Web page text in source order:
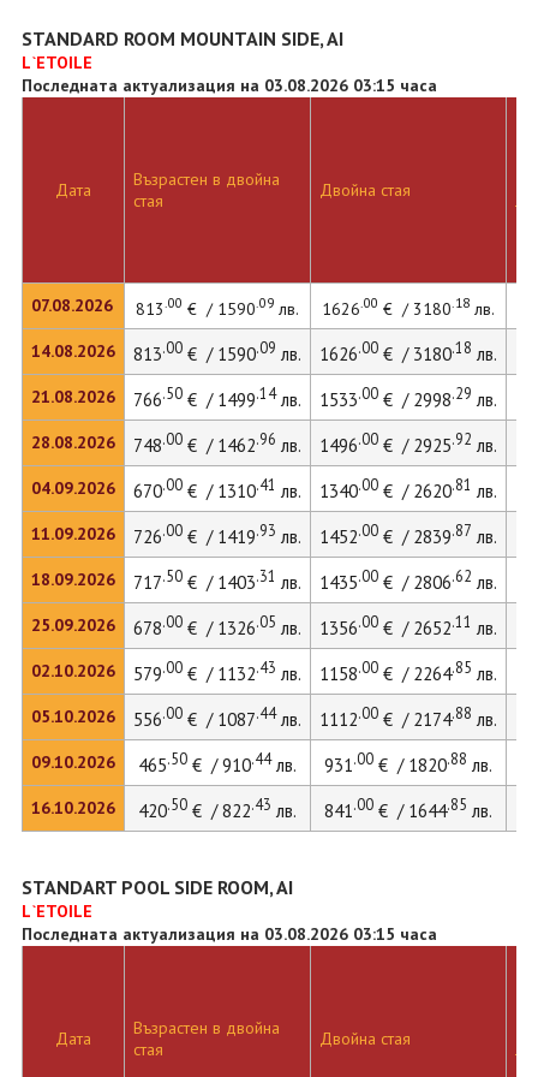
STANDARD ROOM MOUNTAIN SIDE, AI
L`ETOILE
Последната актуализация на 03.08.2026 03:15 часа
Дата
07.08.2026
14.08.2026
21.08.2026
28.08.2026
04.09.2026
11.09.2026
18.09.2026
25.09.2026
02.10.2026
05.10.2026
09.10.2026
16.10.2026
Възрастен в двойна
стая
Двойна стая
813.00 € / 1590.09лв. 1626.00 € / 3180.18лв.
813.00€ / 1590.09 лв. 1626.00€ / 3180.18 лв.
766.50€ / 1499.14лв. 1533.00€ / 2998.29 лв.
748.00€ / 1462.96 лв. 1496.00€ / 2925.92 лв.
670.00€ / 1310.41 лв. 1340.00€ / 2620.81 лв.
726.00€ / 1419.93 лв. 1452.00€ / 2839.87 лв.
717.50€ / 1403.31 лв. 1435.00€ / 2806.62 лв.
678.00€ / 1326.05 лв. 1356.00€ / 2652.11 лв.
579.00€ / 1132.43 лв. 1158.00€ / 2264.85 лв.
556.00€ / 1087.44лв. 1112.00€ / 2174.88 лв.
465.50€ / 910.44лв. 931.00€ / 1820.88 лв.
420.50€ / 822.43 лв. 841.00€ / 1644.85 лв.
STANDART POOL SIDE ROOM, AI
L`ETOILE
Последната актуализация на 03.08.2026 03:15 часа
Дата
Възрастен в двойна
стая
Двойна стая